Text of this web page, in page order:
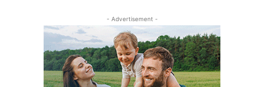
- Advertisement -